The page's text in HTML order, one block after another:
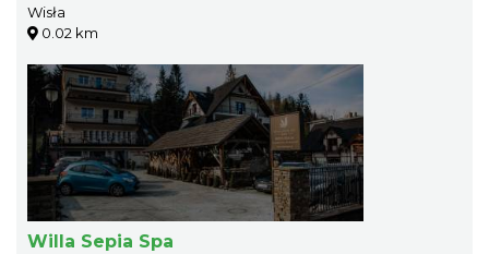
Wisła
0.02 km
Willa Sepia Spa